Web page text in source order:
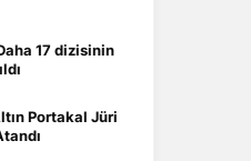
17 dizisinin
Portakal Jüri